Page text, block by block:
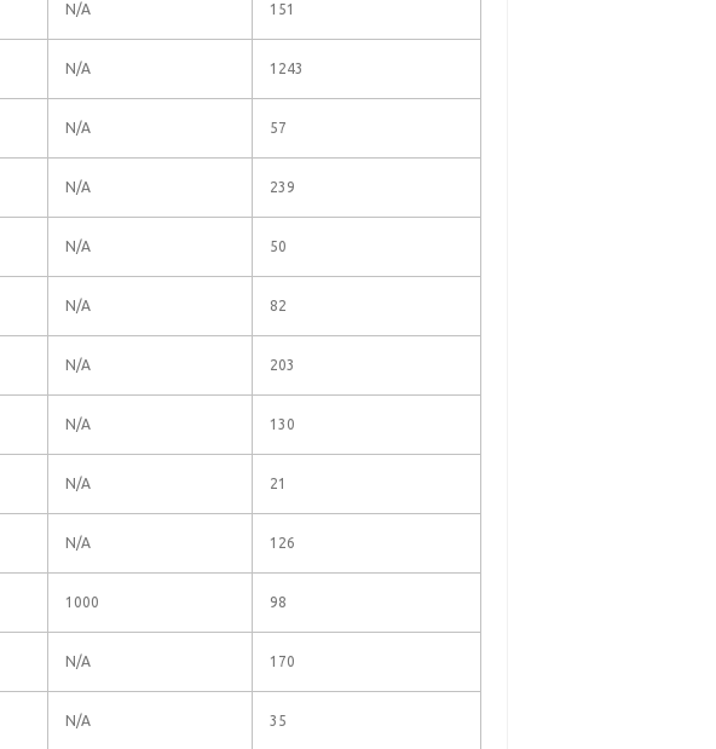
N/A 151
N/A 1243
N/A 57
N/A 239
N/A 50
N/A 82
N/A 203
N/A 130
N/A 21
N/A 126
1000 98
N/A 170
N/A 35